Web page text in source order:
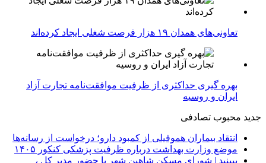
تعاونی‌های همدان ۱۹ هزار فرصت شغلی ایجاد کرده‌اند
بهره گیری حداکثری از ظرفیت موافقت‌نامه تجارت آزاد
ایران و روسیه
جدید محبوب تصادفی
انتقاد بیماران هموفیلی از کمبود دارو؛ درخواست از رسانه‌ها
موضع وزارت بهداشت درباره ظرفیت پزشکی کنکور ۱۴۰۵
ببینید | شورای مسکن شاهین شهر با حضور مدیر کل ،